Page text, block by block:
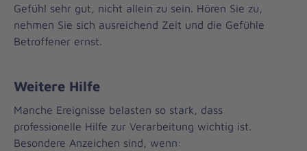
Gefühl sehr gut, nicht allein zu sein. Hören Sie zu,
nehmen Sie sich ausreichend Zeit und die Gefühle
Betroffener ernst.
Weitere Hilfe
Manche Ereignisse belasten so stark, dass
professionelle Hilfe zur Verarbeitung wichtig ist.
Besondere Anzeichen sind, wenn: